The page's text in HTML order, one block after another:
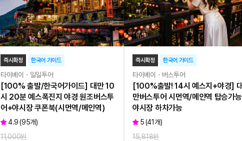
즉시확정 한국어 가이드
타이베이ㆍ일일투어
[100% 출발/한국어가이드] 대만 10
시 20분 예스폭진지 야경 원조버스투
어+야시장 쿠폰북(시먼역/메인역)
4.9(95개)
11,000원
즉시확정 한국어 가이드
타이베이ㆍ버스투어
[100%출발! 14시 예스지+야경]
만버스투어 시먼역/메인역 탑승가
야시장 하차가능
5(41 개)
15,818원